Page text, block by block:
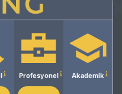
Profesyonel Akademik